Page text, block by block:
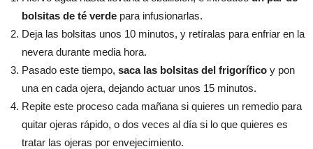
bolsitas de té verde para infusionarlas.
Deja las bolsitas unos 10 minutos, y retíralas para enfriar en la
nevera durante media hora.
Pasado este tiempo, saca las bolsitas del frigorífico y pon
una en cada ojera, dejando actuar unos 15 minutos.
Repite este proceso cada mañana si quieres un remedio para
quitar ojeras rápido, o dos veces al día si lo que quieres es
tratar las ojeras por envejecimiento.